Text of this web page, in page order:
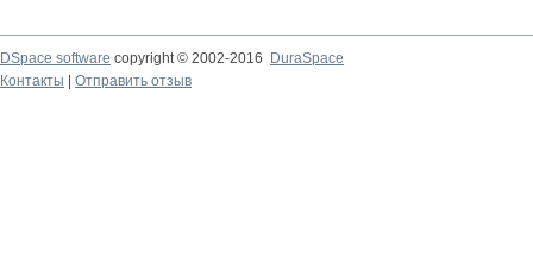
DSpace software copyright © 2002-2016
DuraSpace
Контакты
Отправить отзыв